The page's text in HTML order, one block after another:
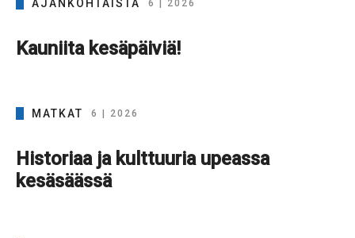
AJANKOHTAISTA 6 | 2026
Kauniita kesäpäiviä!
MATKAT 6 | 2026
Historiaa ja kulttuuria upeassa
kesäsäässä